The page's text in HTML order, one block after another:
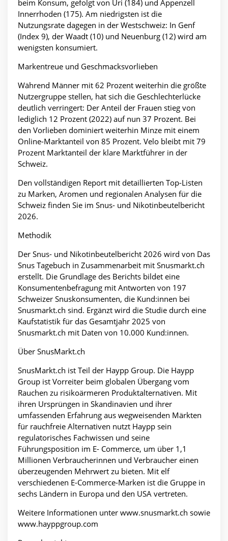
beim Konsum, gefolgt von Uri (184) und Appenzell
Innerrhoden (175). Am niedrigsten ist die
Nutzungsrate dagegen in der Westschweiz: In Genf
(Index 9), der Waadt (10) und Neuenburg (12) wird am
wenigsten konsumiert.
Markentreue und Geschmacksvorlieben
Während Männer mit 62 Prozent weiterhin die größte
Nutzergruppe stellen, hat sich die Geschlechterlücke
deutlich verringert: Der Anteil der Frauen stieg von
lediglich 12 Prozent (2022) auf nun 37 Prozent. Bei
den Vorlieben dominiert weiterhin Minze mit einem
Online-Marktanteil von 85 Prozent. Velo bleibt mit 79
Prozent Marktanteil der klare Marktführer in der
Schweiz.
Den vollständigen Report mit detaillierten Top-Listen
zu Marken, Aromen und regionalen Analysen für die
Schweiz finden Sie im Snus- und Nikotinbeutelbericht
2026.
Methodik
Der Snus- und Nikotinbeutelbericht 2026 wird von Das
Snus Tagebuch in Zusammenarbeit mit Snusmarkt.ch
erstellt. Die Grundlage des Berichts bildet eine
Konsumentenbefragung mit Antworten von 197
Schweizer Snuskonsumenten, die Kund:innen bei
Snusmarkt.ch sind. Ergänzt wird die Studie durch eine
Kaufstatistik für das Gesamtjahr 2025 von
Snusmarkt.ch mit Daten von 10.000 Kund:innen.
Über SnusMarkt.ch
SnusMarkt.ch ist Teil der Haypp Group. Die Haypp
Group ist Vorreiter beim globalen Übergang vom
Rauchen zu risikoärmeren Produktalternativen. Mit
ihren Ursprüngen in Skandinavien und ihrer
umfassenden Erfahrung aus wegweisenden Märkten
für rauchfreie Alternativen nutzt Haypp sein
regulatorisches Fachwissen und seine
Führungsposition im E- Commerce, um über 1,1
Millionen Verbraucherinnen und Verbraucher einen
überzeugenden Mehrwert zu bieten. Mit elf
verschiedenen E-Commerce-Marken ist die Gruppe in
sechs Ländern in Europa und den USA vertreten.
Weitere Informationen unter www.snusmarkt.ch sowie
www.hayppgroup.com